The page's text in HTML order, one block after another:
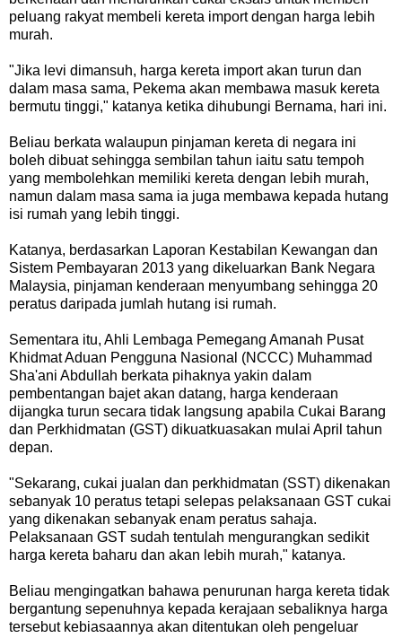
peluang rakyat membeli kereta import dengan harga lebih
murah.
"Jika levi dimansuh, harga kereta import akan turun dan
dalam masa sama, Pekema akan membawa masuk kereta
bermutu tinggi," katanya ketika dihubungi Bernama, hari ini.
Beliau berkata walaupun pinjaman kereta di negara ini
boleh dibuat sehingga sembilan tahun iaitu satu tempoh
yang membolehkan memiliki kereta dengan lebih murah,
namun dalam masa sama ia juga membawa kepada hutang
isi rumah yang lebih tinggi.
Katanya, berdasarkan Laporan Kestabilan Kewangan dan
Sistem Pembayaran 2013 yang dikeluarkan Bank Negara
Malaysia, pinjaman kenderaan menyumbang sehingga 20
peratus daripada jumlah hutang isi rumah.
Sementara itu, Ahli Lembaga Pemegang Amanah Pusat
Khidmat Aduan Pengguna Nasional (NCCC) Muhammad
Sha'ani Abdullah berkata pihaknya yakin dalam
pembentangan bajet akan datang, harga kenderaan
dijangka turun secara tidak langsung apabila Cukai Barang
dan Perkhidmatan (GST) dikuatkuasakan mulai April tahun
depan.
"Sekarang, cukai jualan dan perkhidmatan (SST) dikenakan
sebanyak 10 peratus tetapi selepas pelaksanaan GST cukai
yang dikenakan sebanyak enam peratus sahaja.
Pelaksanaan GST sudah tentulah mengurangkan sedikit
harga kereta baharu dan akan lebih murah," katanya.
Beliau mengingatkan bahawa penurunan harga kereta tidak
bergantung sepenuhnya kepada kerajaan sebaliknya harga
tersebut kebiasaannya akan ditentukan oleh pengeluar